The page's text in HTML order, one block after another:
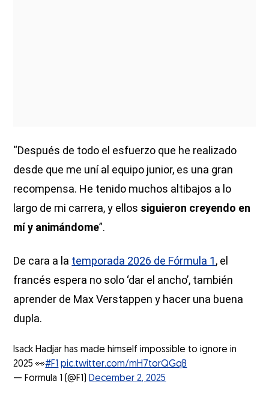
“Después de todo el esfuerzo que he realizado
desde que me uní al equipo junior, es una gran
recompensa. He tenido muchos altibajos a lo
largo de mi carrera, y ellos siguieron creyendo en
mí y animándome”.
De cara a la temporada 2026 de Fórmula 1, el
francés espera no solo ‘dar el ancho’, también
aprender de Max Verstappen y hacer una buena
dupla.
Isack Hadjar has made himself impossible to ignore in
2025 👀#F1 pic.twitter.com/mH7torQGqB
— Formula 1 (@F1) December 2, 2025